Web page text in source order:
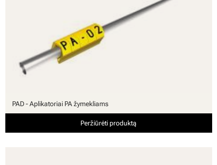
PAD - Aplikatoriai PA žymekliams
Peržiūrėti produktą